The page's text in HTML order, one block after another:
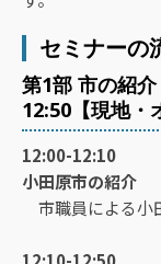
セミナーの
第1部 市の紹
12:50【現地・
12:00-12:10
小田原市の紹介
市職員による小